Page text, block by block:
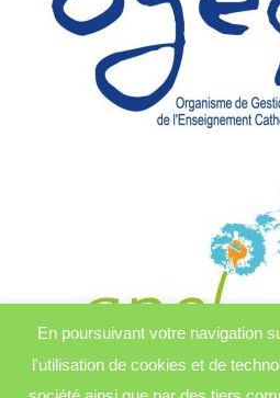
En poursuivant votre navigation
l'utilisation de cookies et de